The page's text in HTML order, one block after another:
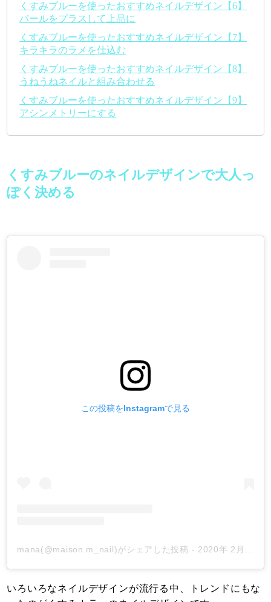
くすみブルーを使ったおすすめネイルデザイン【6】
パールをプラスして上品に
くすみブルーを使ったおすすめネイルデザイン【7】
キラキラのラメを仕込む
くすみブルーを使ったおすすめネイルデザイン【8】
うねうねネイルと組み合わせる
くすみブルーを使ったおすすめネイルデザイン【9】
アシンメトリーにする
くすみブルーのネイルデザインで大人っ
ぽく決める
この投稿をInstagramで見る
mana(@maison.m_nail)がシェアした投稿 - 2020年 2月月17日午前4時38分PST
いろいろなネイルデザインが流行る中、トレンドにもな